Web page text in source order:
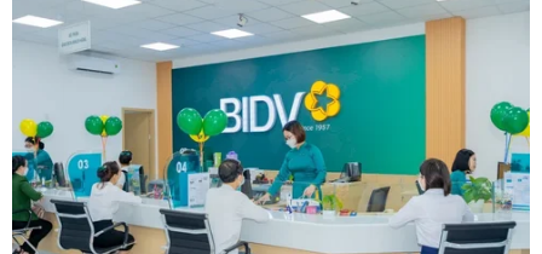
quốc tế võ cổ truyền Việt Nam 2026
02/08/2026 22:41
Đội tuyển Futsal Việt Nam giành
chiến thắng đậm tại giải đấu ở Thái
Lan
02/08/2026 22:40